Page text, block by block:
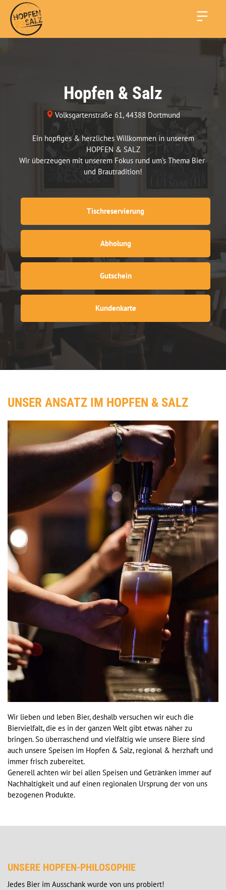
Hopfen & Salz
Volksgartenstraße 61, 44388 Dortmund
Ein hopfiges & herzliches Willkommen in unserem
HOPFEN & SALZ
Wir überzeugen mit unserem Fokus rund um's Thema Bier
und Brautradition!
Tischreservierung
Abholung
Gutschein
Kundenkarte
UNSER ANSATZ IM HOPFEN & SALZ
Wir lieben und leben Bier, deshalb versuchen wir euch die
Biervielfalt, die es in der ganzen Welt gibt etwas näher zu
bringen. So überraschend und vielfältig wie unsere Biere sind
auch unsere Speisen im Hopfen & Salz, regional & herzhaft und
immer frisch zubereitet.
Generell achten wir bei allen Speisen und Getränken immer auf
Nachhaltigkeit und auf einen regionalen Ursprung der von uns
bezogenen Produkte.
UNSERE HOPFEN-PHILOSOPHIE
Jedes Bier im Ausschank wurde von uns probiert!